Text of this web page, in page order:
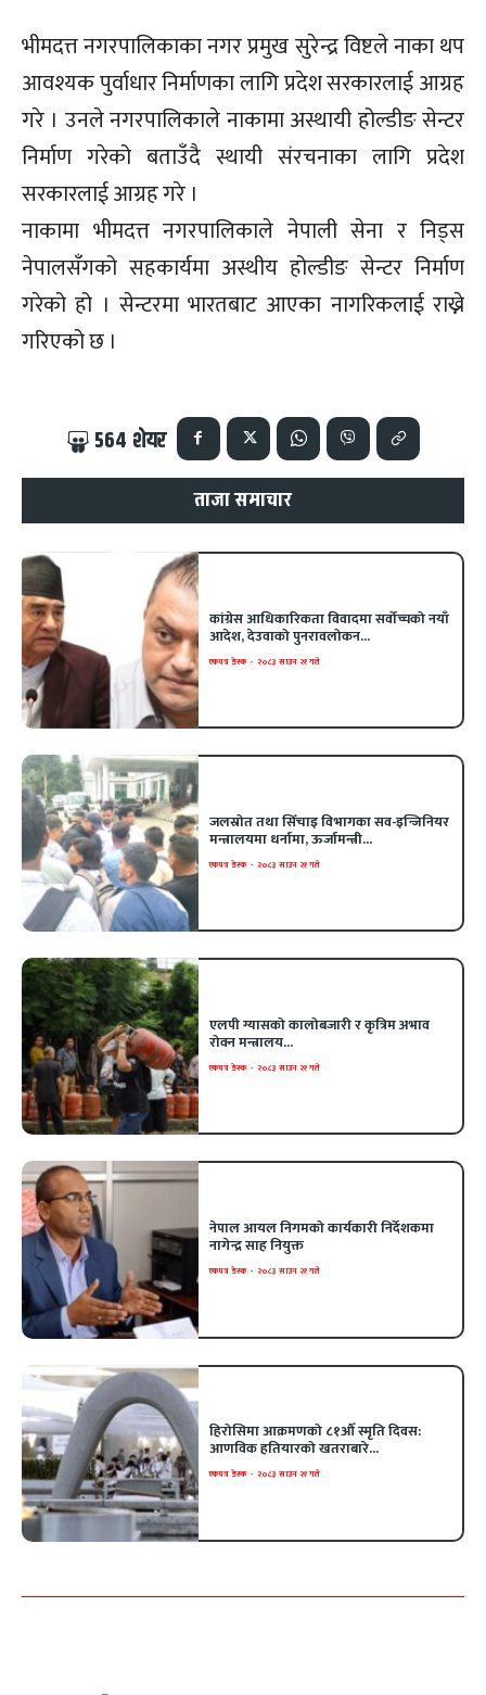
भीमदत्त नगरपालिकाका नगर प्रमुख सुरेन्द्र विष्टले नाका थप
आवश्यक पुर्वाधार निर्माणका लागि प्रदेश सरकारलाई आग्रह
गरे । उनले नगरपालिकाले नाकामा अस्थायी होल्डीङ सेन्टर
निर्माण गरेको बताउँदै स्थायी संरचनाका लागि प्रदेश
सरकारलाई आग्रह गरे ।
नाकामा भीमदत्त नगरपालिकाले नेपाली सेना र निड्स
नेपालसँगको सहकार्यमा अस्थीय होल्डीङ सेन्टर निर्माण
गरेको हो । सेन्टरमा भारतबाट आएका नागरिकलाई राख्ने
गरिएको छ ।
564 शेयर
ताजा समाचार
कांग्रेस आधिकारिकता विवादमा सर्वोच्चको नयाँ
आदेश, देउवाको पुनरावलोकन...
एकपत्र डेस्क - २०८३ साउन २१ गते
जलस्रोत तथा सिँचाइ विभागका सव-इन्जिनियर
मन्त्रालयमा धर्नामा, ऊर्जामन्त्री...
एकपत्र डेस्क - २०८३ साउन २१ गते
एलपी ग्यासको कालोबजारी र कृत्रिम अभाव
रोक्न मन्त्रालय...
एकपत्र डेस्क - २०८३ साउन २१ गते
नेपाल आयल निगमको कार्यकारी निर्देशकमा
नागेन्द्र साह नियुक्त
एकपत्र डेस्क - २०८३ साउन २१ गते
हिरोसिमा आक्रमणको ८१औँ स्मृति दिवस:
आणविक हतियारको खतराबारे...
एकपत्र डेस्क - २०८३ साउन २१ गते